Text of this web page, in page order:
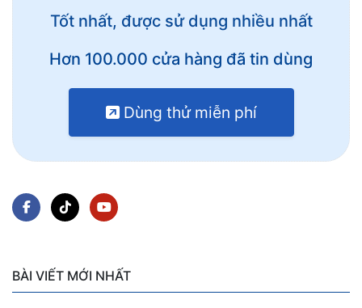
Tốt nhất, được sử dụng nhiều nhất
Hơn 100.000 cửa hàng đã tin dùng
Dùng thử miễn phí
BÀI VIẾT MỚI NHẤT